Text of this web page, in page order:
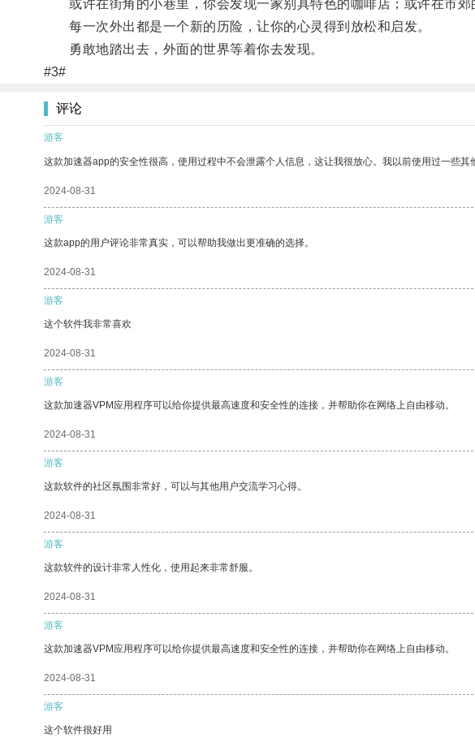
或许在街角的小巷里，你会发现一家别具特色的咖啡店；或许在市郊
每一次外出都是一个新的历险，让你的心灵得到放松和启发。
勇敢地踏出去，外面的世界等着你去发现。
#3#
评论
游客
这款加速器app的安全性很高，使用过程中不会泄露个人信息，这让我很放心。我以前使用过一些
2024-08-31
游客
这款app的用户评论非常真实，可以帮助我做出更准确的选择。
2024-08-31
游客
这个软件我非常喜欢
2024-08-31
游客
这款加速器VPM应用程序可以给你提供最高速度和安全性的连接，并帮助你在网络上自由移动。
2024-08-31
游客
这款软件的社区氛围非常好，可以与其他用户交流学习心得。
2024-08-31
游客
这款软件的设计非常人性化，使用起来非常舒服。
2024-08-31
游客
这款加速器VPM应用程序可以给你提供最高速度和安全性的连接，并帮助你在网络上自由移动。
2024-08-31
游客
这个软件很好用